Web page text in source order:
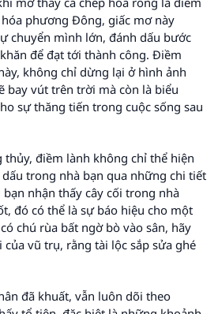
phương Đông, giấc mơ này
chuyển mình lớn, đánh dấu bước
để đạt tới thành công. Điềm
không chỉ dừng lại ở hình ảnh
bay vút trên trời mà còn là biểu
sự thăng tiến trong cuộc sống sau
thủy, điềm lành không chỉ thể hiện
trong nhà bạn qua những chi tiết
nhận thấy cây cối trong nhà
đó có thể là sự báo hiệu cho một
chú rùa bất ngờ bò vào sân, hãy
vũ trụ, rằng tài lộc sắp sửa ghé
đã khuất, vẫn luôn dõi theo